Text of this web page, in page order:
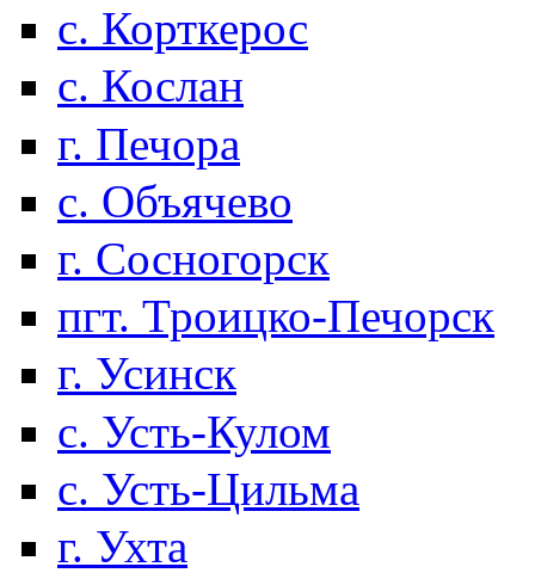
с. Корткерос
с. Кослан
г. Печора
с. Объячево
г. Сосногорск
пгт. Троицко-Печорск
г. Усинск
с. Усть-Кулом
с. Усть-Цильма
г. Ухта